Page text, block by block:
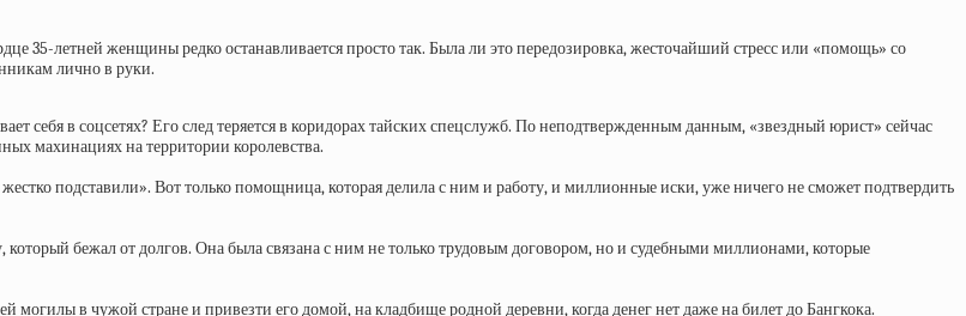
35-летней женщины редко останавливается просто так. Была ли это передозировка, жесточайший стресс или «помощь» со
лично в руки.
себя в соцсетях? Его след теряется в коридорах тайских спецслужб. По неподтвержденным данным, «звездный юрист» сейчас
махинациях на территории королевства.
подставили». Вот только помощница, которая делила с ним и работу, и миллионные иски, уже ничего не сможет подтвердить
который бежал от долгов. Она была связана с ним не только трудовым договором, но и судебными миллионами, которые
в чужой стране и привезти его домой, на кладбище родной деревни, когда денег нет даже на билет до Бангкока.